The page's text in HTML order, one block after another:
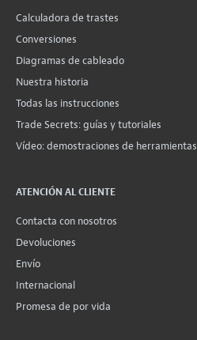
Calculadora de trastes
Conversiones
Diagramas de cableado
Nuestra historia
Todas las instrucciones
Trade Secrets: guías y tutoriales
Vídeo: demostraciones de herramientas
ATENCIÓN AL CLIENTE
Contacta con nosotros
Devoluciones
Envío
Internacional
Promesa de por vida